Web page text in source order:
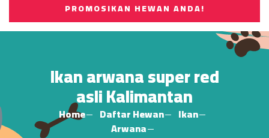
PROMOSIKAN HEWAN ANDA!
Ikan arwana super red
asli Kalimantan
Home Daftar Hewan
Ikan
Arwana